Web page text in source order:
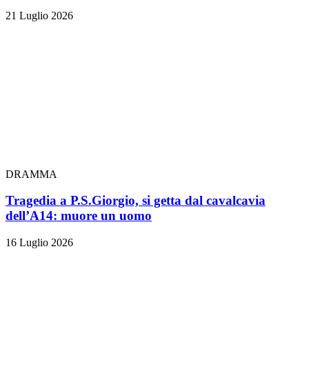
21 Luglio 2026
DRAMMA
Tragedia a P.S.Giorgio, si getta dal cavalcavia
dell’A14: muore un uomo
16 Luglio 2026